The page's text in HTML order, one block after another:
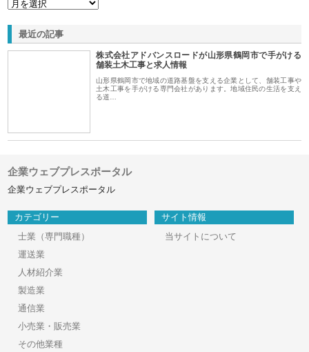
最近の記事
株式会社アドバンスロードが山形県鶴岡市で手がける
舗装土木工事と求人情報
山形県鶴岡市で地域の道路基盤を支える企業として、舗装工事や
土木工事を手がける専門会社があります。地域住民の生活を支え
る道…
企業ウェブプレスポータル
企業ウェブプレスポータル
カテゴリー
士業（専門職種）
運送業
人材紹介業
製造業
通信業
小売業・販売業
その他業種
サイト情報
当サイトについて